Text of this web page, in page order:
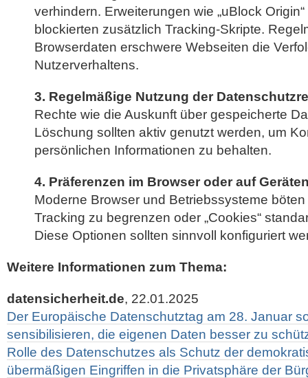
verhindern. Erweiterungen wie „uBlock Origin“
blockierten zusätzlich Tracking-Skripte.
Browserdaten erschwere Webseiten die
Nutzerverhaltens.
3. Regelmäßige Nutzung der
Rechte wie die Auskunft über gespeicherte
Löschung sollten aktiv genutzt werden, um
persönlichen Informationen zu behalten.
4. Präferenzen im Browser oder auf
Moderne Browser und Betriebssysteme
Tracking zu begrenzen oder „Cookies“
Diese Optionen sollten sinnvoll konfiguriert
Weitere Informationen zum Thema:
datensicherheit.de, 22.01.2025
Der Europäische Datenschutztag am 28. Januar
sensibilisieren, die eigenen Daten besser zu
Rolle des Datenschutzes als Schutz der
übermäßigen Eingriffen in die Privatsphäre der